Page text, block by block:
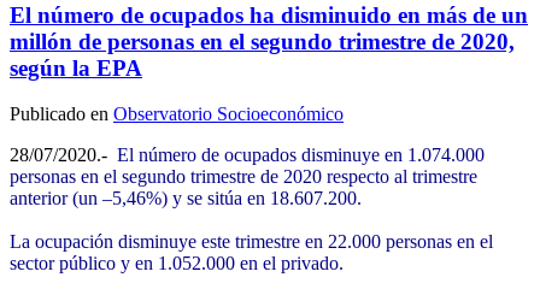
El número de ocupados ha disminuido en más de un
millón de personas en el segundo trimestre de 2020,
según la EPA
Publicado en Observatorio Socioeconómico
28/07/2020.- El número de ocupados disminuye en 1.074.000
personas en el segundo trimestre de 2020 respecto al trimestre
anterior (un –5,46%) y se sitúa en 18.607.200.
La ocupación disminuye este trimestre en 22.000 personas en el
sector público y en 1.052.000 en el privado.